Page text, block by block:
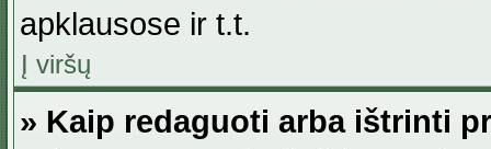
apklausose ir t.t.
Į viršų
» Kaip redaguoti arba ištrinti